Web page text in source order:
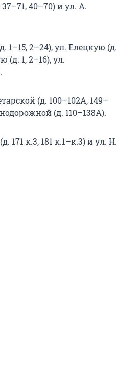
40–70) и ул. А.
1–15, 2–24), ул. Елецкую (д.
(д. 1, 2–16), ул.
(д. 100–102А, 149–
(д. 110–138А).
171 к.3, 181 к.1–к.3) и ул. Н.